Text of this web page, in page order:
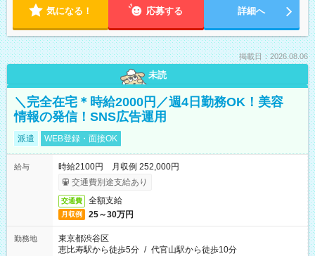
気になる！ 応募する 詳細へ
掲載日：2026.08.06
未読
＼完全在宅＊時給2000円／週4日勤務OK！美容
情報の発信！SNS広告運用
派遣 WEB登録・面接OK
給与
時給2100円 月収例 252,000円
交通費別途支給あり
交通費 全額支給
月収例 25～30万円
勤務地
東京都渋谷区
恵比寿駅から徒歩5分 / 代官山駅から徒歩10分